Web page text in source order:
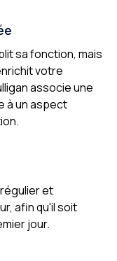
sa fonction, mais
votre
associe une
à un aspect
et
afin qu'il soit
jour.